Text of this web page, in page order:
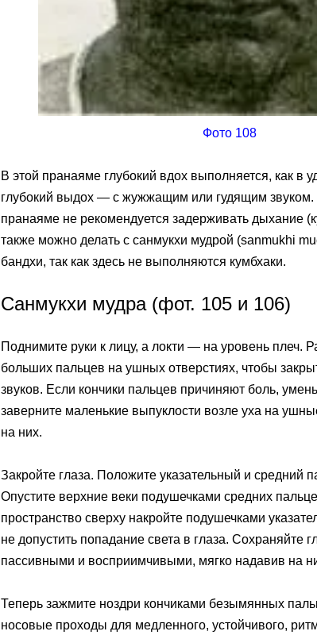
Фото 108
В этой пранаяме глубокий вдох выполняется, как в
глубокий выдох — с жужжащим или гудящим звуком.
пранаяме не рекомендуется задерживать дыхание
также можно делать с санмукхи мудрой (sanmukhi
бандхи, так как здесь не выполняются кумбхаки.
Санмукхи мудра (фот. 105 и 106)
Поднимите руки к лицу, а локти — на уровень плеч.
больших пальцев на ушных отверстиях, чтобы
звуков. Если кончики пальцев причиняют боль,
заверните маленькие выпуклости возле уха на
на них.
Закройте глаза. Положите указательный и средний
Опустите верхние веки подушечками средних
пространство сверху накройте подушечками
не допустить попадание света в глаза. Сохраняйте
пассивными и восприимчивыми, мягко надавив на
Теперь зажмите ноздри кончиками безымянных
носовые проходы для медленного, устойчивого,